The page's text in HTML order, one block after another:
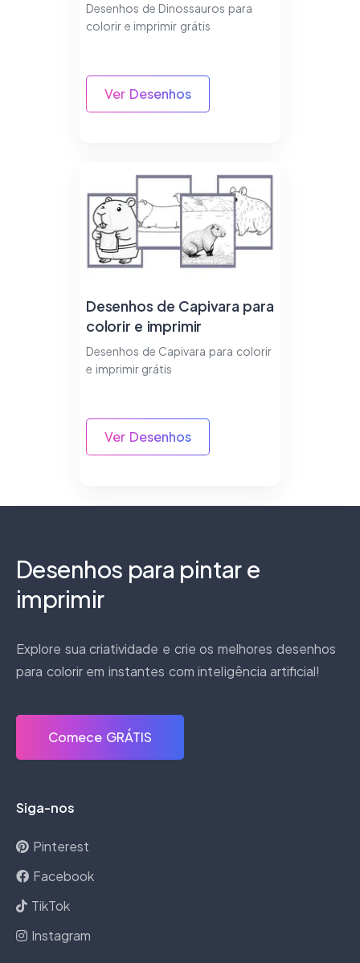
Desenhos de Dinossauros para
colorir e imprimir grátis
Ver Desenhos
Desenhos de Capivara para
colorir e imprimir
Desenhos de Capivara para colorir
e imprimir grátis
Ver Desenhos
Desenhos para pintar e
imprimir
Explore sua criatividade e crie os melhores desenhos
para colorir em instantes com inteligência artificial!
Comece GRÁTIS
Siga-nos
Pinterest
Facebook
TikTok
Instagram